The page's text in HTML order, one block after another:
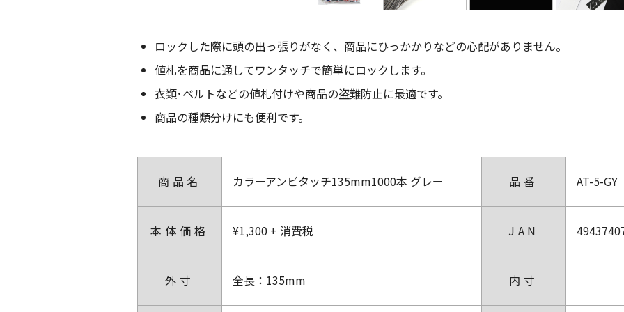
ロックした際に頭の出っ張りがなく、商品にひっかかりなどの心配がありません。
値札を商品に通してワンタッチで簡単にロックします。
衣類･ベルトなどの値札付けや商品の盗難防止に最適です。
商品の種類分けにも便利です。
商品名 カラーアンビタッチ135mm1000本 グレー 品番 AT-5-GY
本体価格 ¥1,300 + 消費税 JAN
外寸 全長：135mm 内寸